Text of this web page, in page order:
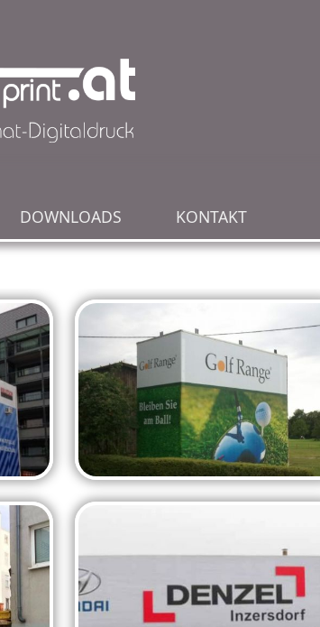
DOWNLOADS KONTAKT